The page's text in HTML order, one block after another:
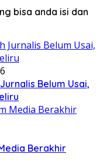
bisa anda isi dan
Belum Usai,
Berakhir